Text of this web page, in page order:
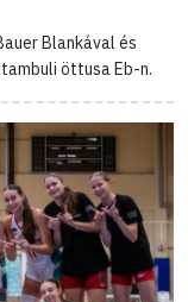
Blankával és
öttusa Eb-n.